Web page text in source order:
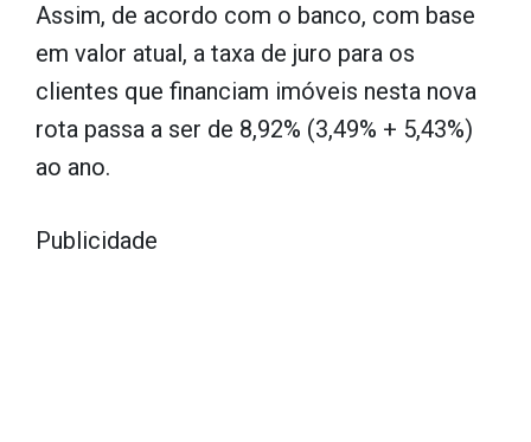
Assim, de acordo com o banco, com base
em valor atual, a taxa de juro para os
clientes que financiam imóveis nesta nova
rota passa a ser de 8,92% (3,49% + 5,43%)
ao ano.
Publicidade